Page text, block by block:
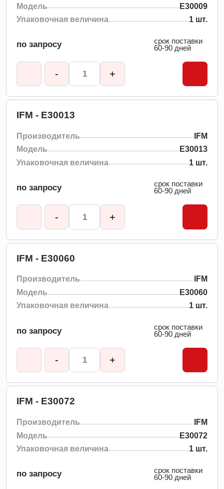
Модель
E30009
Упаковочная величина
1 шт.
по запросу
срок поставки
60-90 дней
- +
IFM - E30013
Производитель
IFM
Модель
E30013
Упаковочная величина
1 шт.
по запросу
срок поставки
60-90 дней
- +
IFM - E30060
Производитель
IFM
Модель
E30060
Упаковочная величина
1 шт.
по запросу
срок поставки
60-90 дней
- +
IFM - E30072
Производитель
IFM
Модель
E30072
Упаковочная величина
1 шт.
по запросу
срок поставки
60-90 дней